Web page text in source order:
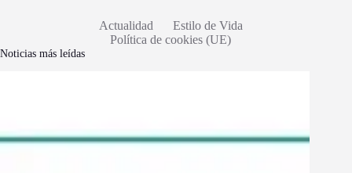
Actualidad
Estilo de Vida
Política de cookies (UE)
Noticias más leídas